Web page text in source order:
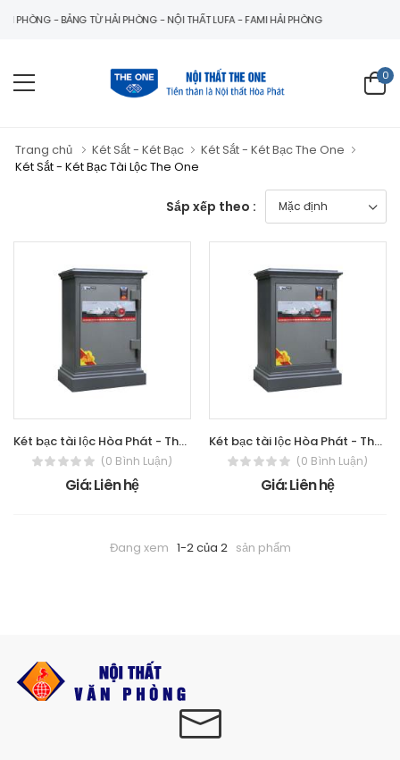
- BẢNG TỪ HẢI PHÒNG - NỘI THẤT LUFA - FAMI HẢI PHÒNG
0
Trang chủ Két Sắt - Két Bạc
Két Sắt - Két Bạc The One
Két Sắt - Két Bạc Tài Lộc The One
Sắp xếp theo :
Két bạc tài lộc Hòa Phát - The One KT66
(0 Bình Luận)
Giá: Liên hệ
Két bạc tài lộc Hòa Phát - The One KT36
(0 Bình Luận)
Giá: Liên hệ
Đang xem 1-2 của 2 sản phẩm